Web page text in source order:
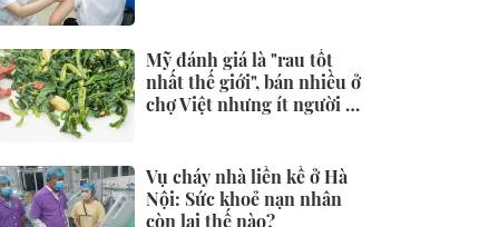
Mỹ đánh giá là "rau tốt
nhất thế giới", bán nhiều ở
chợ Việt nhưng ít người để
Vụ cháy nhà liền kề ở Hà
Nội: Sức khoẻ nạn nhân
còn lại thế nào?